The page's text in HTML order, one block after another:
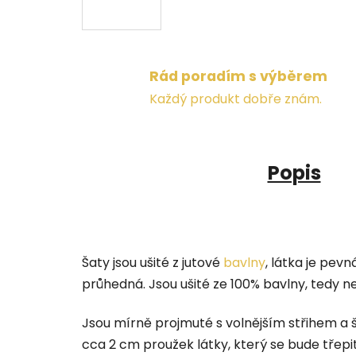
Rád poradím s výběrem
Každý produkt dobře znám.
Popis
Šaty jsou ušité z jutové bavlny, látka je
průhedná. Jsou ušité ze 100% bavlny, tedy
Jsou mírně projmuté s volnějším střihem a
cca 2 cm proužek látky, který se bude